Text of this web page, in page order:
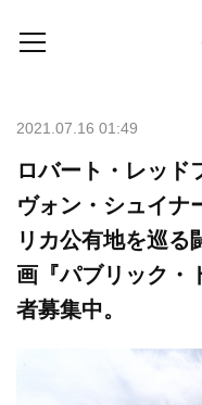
2021.07.16 01:49
ロバート・レッド
ヴォン・シュイナ
リカ公有地を巡る
画『パブリック・
者募集中。